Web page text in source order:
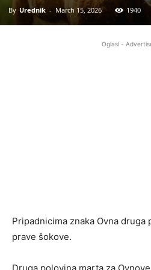
By Urednik - March 15, 2026 1940
Oglasi -
Pripadnicima znaka Ovna druga
prave šokove.